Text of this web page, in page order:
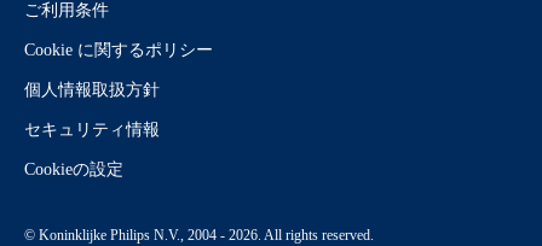
ご利用条件
Cookie に関するポリシー
個人情報取扱方針
セキュリティ情報
Cookieの設定
© Koninklijke Philips N.V., 2004 - 2026. All rights reserved.